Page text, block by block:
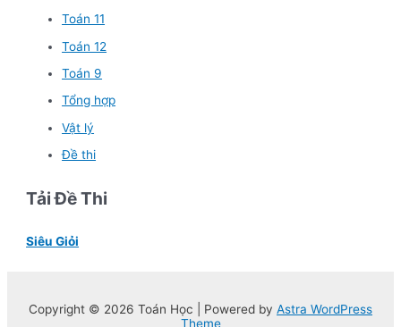
Toán 11
Toán 12
Toán 9
Tổng hợp
Vật lý
Đề thi
Tải Đề Thi
Siêu Giỏi
Copyright © 2026 Toán Học | Powered by Astra WordPress
Theme